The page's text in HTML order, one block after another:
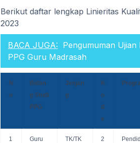
Berikut daftar lengkap Linieritas
2023
BACA JUGA: Pengumuman Ujian
PPG Guru Madrasah
N
o
Bidan
g Studi
PPG
Jenjan
g
K
o
d
e
1
Guru
TK/TK
2